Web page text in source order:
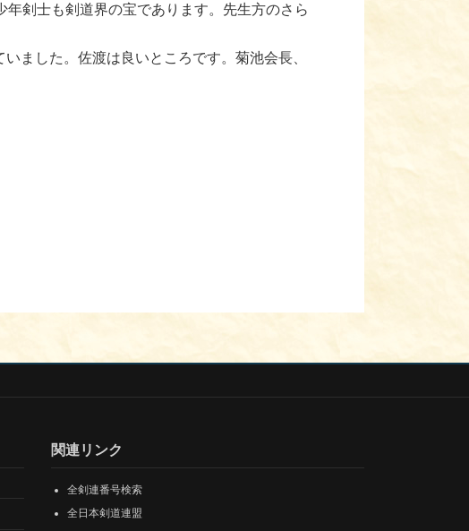
剣士も剣道界の宝であります。先生方のさら
ました。佐渡は良いところです。菊池会長、
関連リンク
全剣連番号検索
全日本剣道連盟